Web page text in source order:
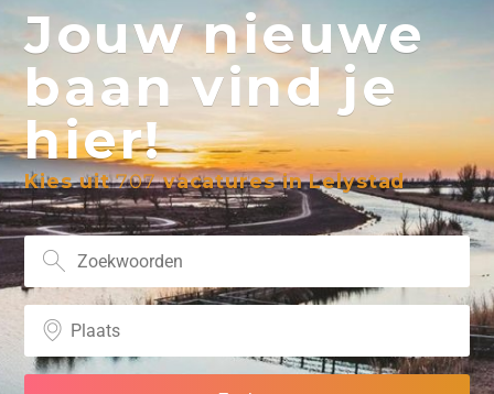
Jouw nieuwe
baan vind je
hier!
Kies uit707vacatures in Lelystad